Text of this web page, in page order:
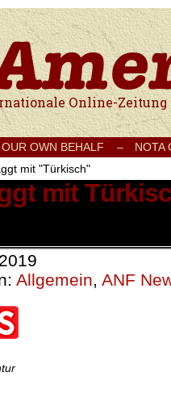
Onlinezeitung für Frieden,
OUR OWN BEHALF –
NOTA
mit "Türkisch"
mit
Allgemein, ANF